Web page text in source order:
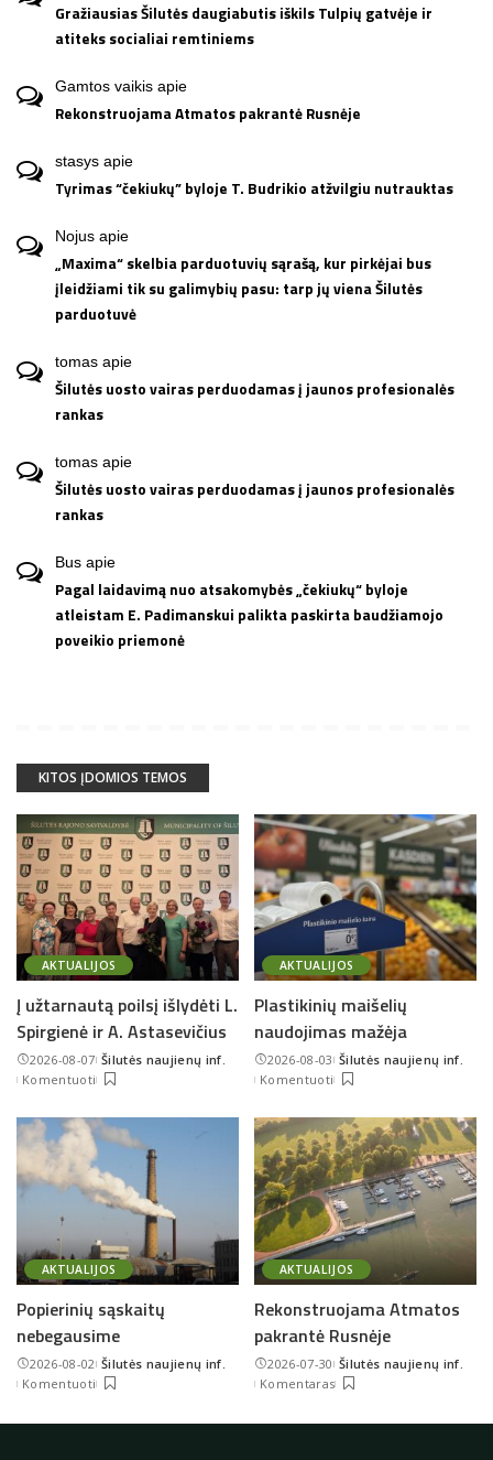
Gražiausias Šilutės daugiabutis iškils Tulpių gatvėje ir
atiteks socialiai remtiniems
Gamtos vaikis apie
Rekonstruojama Atmatos pakrantė Rusnėje
stasys apie
Tyrimas “čekiukų” byloje T. Budrikio atžvilgiu nutrauktas
Nojus apie
„Maxima“ skelbia parduotuvių sąrašą, kur pirkėjai bus
įleidžiami tik su galimybių pasu: tarp jų viena Šilutės
parduotuvė
tomas apie
Šilutės uosto vairas perduodamas į jaunos profesionalės
rankas
tomas apie
Šilutės uosto vairas perduodamas į jaunos profesionalės
rankas
Bus apie
Pagal laidavimą nuo atsakomybės „čekiukų“ byloje
atleistam E. Padimanskui palikta paskirta baudžiamojo
poveikio priemonė
KITOS ĮDOMIOS TEMOS
AKTUALIJOS
Į užtarnautą poilsį išlydėti L.
Spirgienė ir A. Astasevičius
2026-08-07Posted
by
Šilutės naujienų inf.
Komentuoti
AKTUALIJOS
Plastikinių maišelių
naudojimas mažėja
2026-08-03Posted
by
Šilutės naujienų inf.
Komentuoti
AKTUALIJOS
Popierinių sąskaitų
nebegausime
2026-08-02Posted
by
Šilutės naujienų inf.
Komentuoti
AKTUALIJOS
Rekonstruojama Atmatos
pakrantė Rusnėje
2026-07-30Posted
by
Šilutės naujienų inf.
Komentaras